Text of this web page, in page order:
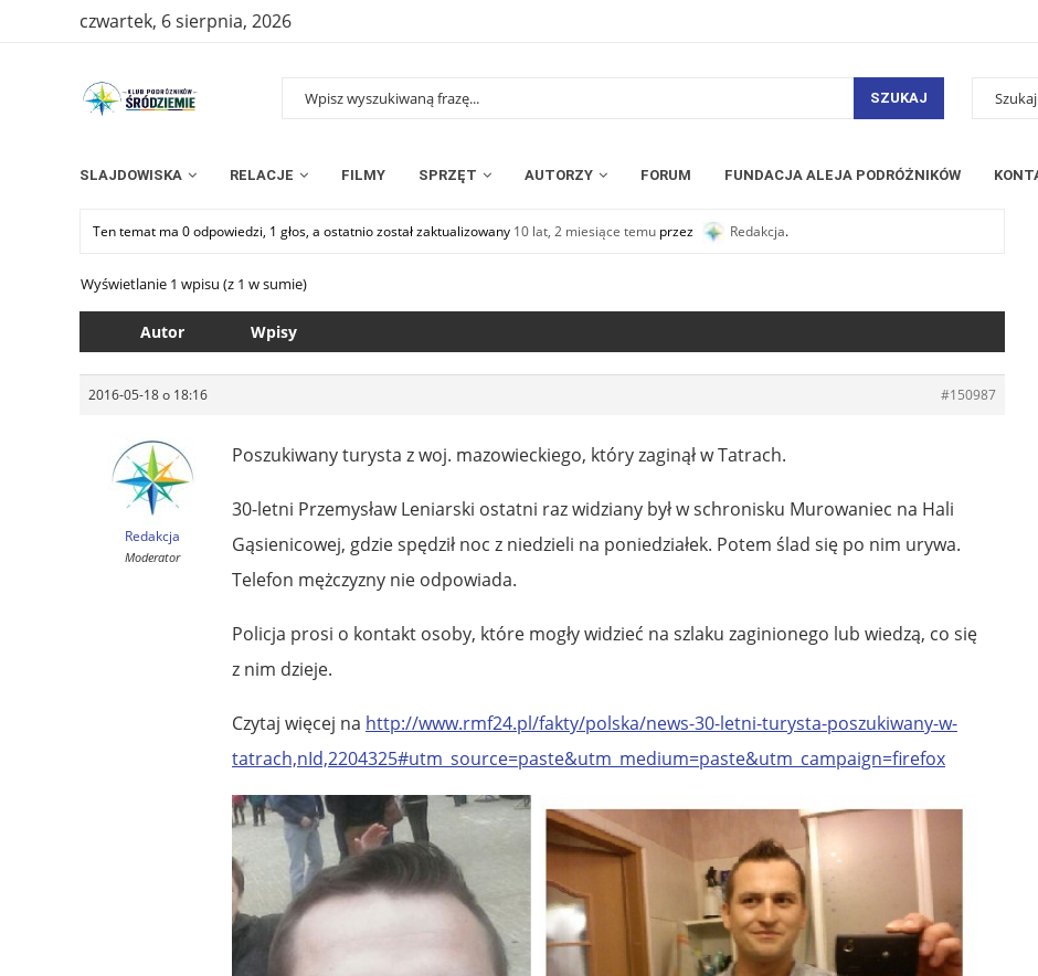
czwartek, 6 sierpnia, 2026
SZUKAJ
SLAJDOWISKA RELACJE FILMY SPRZĘT AUTORZY FORUM FUNDACJA ALEJA PODRÓŻNIKÓW
Ten temat ma 0 odpowiedzi, 1 głos, a ostatnio został zaktualizowany 10 lat, 2 miesiące temu przez Redakcja.
Wyświetlanie 1 wpisu (z 1 w sumie)
Autor Wpisy
2016-05-18 o 18:16 #150987
Redakcja
Moderator
Poszukiwany turysta z woj. mazowieckiego, który zaginął w Tatrach.
30-letni Przemysław Leniarski ostatni raz widziany był w schronisku Murowaniec na Hali
Gąsienicowej, gdzie spędził noc z niedzieli na poniedziałek. Potem ślad się po nim urywa.
Telefon mężczyzny nie odpowiada.
Policja prosi o kontakt osoby, które mogły widzieć na szlaku zaginionego lub wiedzą, co się
z nim dzieje.
Czytaj więcej na http://www.rmf24.pl/fakty/polska/news-30-letni-turysta-poszukiwany-w-
tatrach,nId,2204325#utm_source=paste&utm_medium=paste&utm_campaign=firefox